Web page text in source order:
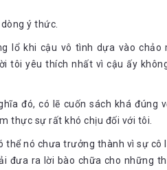
ý thức.
lổ khi cậu vô tình dựa vào chảo
tôi yêu thích nhất vì cậu ấy
đó, có lẽ cuốn sách khá đúng
thực sự rất khó chịu đối với tôi.
thể nó chưa trưởng thành vì sự cô
đưa ra lời bào chữa cho những